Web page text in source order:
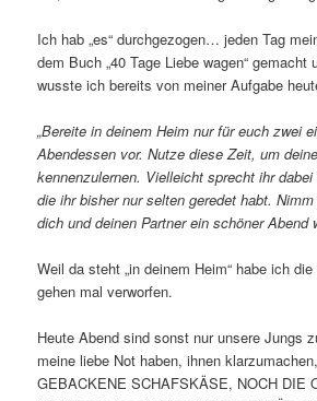
Ich hab „es“ durchgezogen… jeden Tag
dem Buch „40 Tage Liebe wagen“ gemacht
wusste ich bereits von meiner Aufgabe
„Bereite in deinem Heim nur für euch zwei
Abendessen vor. Nutze diese Zeit, um
kennenzulernen. Vielleicht sprecht ihr
die ihr bisher nur selten geredet habt.
dich und deinen Partner ein schöner Abend
Weil da steht „in deinem Heim“ habe ich
gehen mal verworfen.
Heute Abend sind sonst nur unsere Jungs
meine liebe Not haben, ihnen
GEBACKENE SCHAFSKÄSE, NOCH DIE